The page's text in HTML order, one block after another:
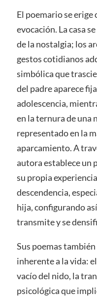
El poemario se erige
evocación. La casa
de la nostalgia; los
gestos cotidianos
simbólica que
del padre aparece
adolescencia,
en la ternura de una
representado en la
aparcamiento. A
autora establece un
su propia
descendencia,
hija, configurando
transmite y se
Sus poemas
inherente a la vida:
vacío del nido, la
psicológica que